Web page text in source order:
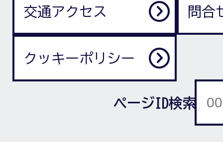
交通アクセス 問合
クッキーポリシー
ページID検索